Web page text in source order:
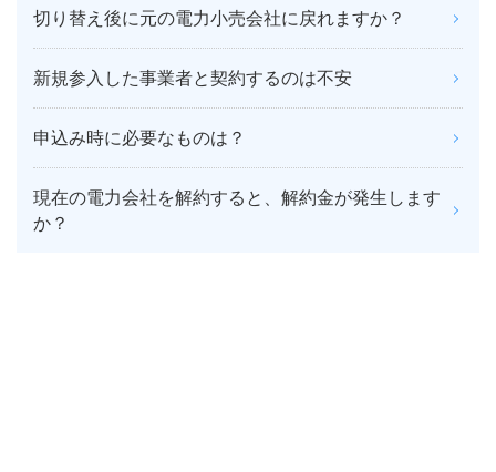
切り替え後に元の電力小売会社に戻れますか？
新規参入した事業者と契約するのは不安
申込み時に必要なものは？
現在の電力会社を解約すると、解約金が発生します
か？